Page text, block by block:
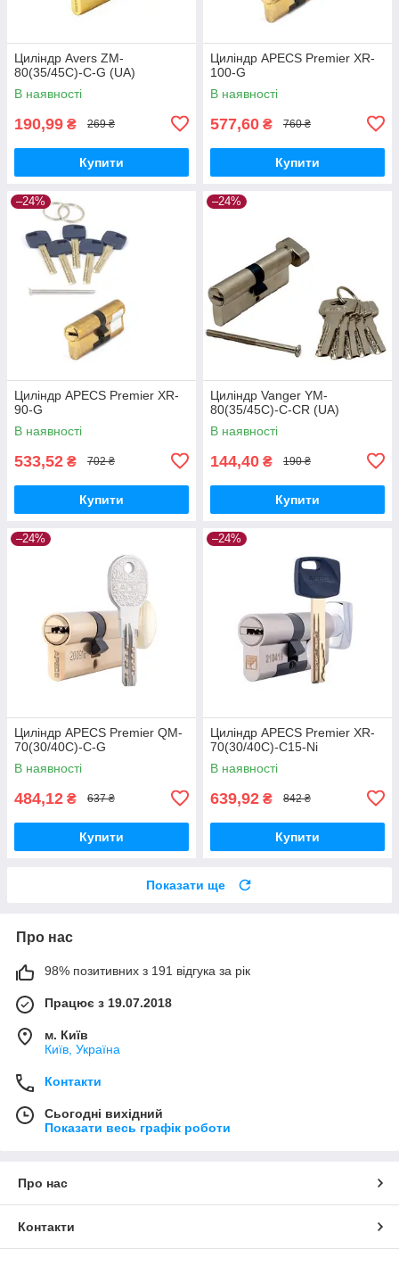
Циліндр Avers ZM-
80(35/45C)-C-G (UA)
В наявності
190,99 ₴ 269 ₴
Купити
Циліндр APECS Premier XR-
100-G
В наявності
577,60 ₴ 760 ₴
Купити
–24%
Циліндр APECS Premier XR-
90-G
В наявності
533,52 ₴ 702 ₴
Купити
–24%
Циліндр Vanger YM-
80(35/45C)-C-CR (UA)
В наявності
144,40 ₴ 190 ₴
Купити
–24%
Циліндр APECS Premier QM-
70(30/40C)-C-G
В наявності
484,12 ₴ 637 ₴
Купити
–24%
Циліндр APECS Premier XR-
70(30/40C)-C15-Ni
В наявності
639,92 ₴ 842 ₴
Купити
Показати ще
Про нас
98% позитивних з 191 відгука за рік
Працює з 19.07.2018
м. Київ
Київ, Україна
Контакти
Сьогодні вихідний
Показати весь графік роботи
Про нас
Контакти